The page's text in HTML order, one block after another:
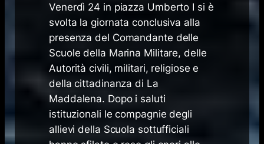
Venerdì 24 in piazza Umberto I si è
svolta la giornata conclusiva alla
presenza del Comandante delle
Scuole della Marina Militare, delle
Autorità civili, militari, religiose e
della cittadinanza di La
Maddalena. Dopo i saluti
istituzionali le compagnie degli
allievi della Scuola sottufficiali